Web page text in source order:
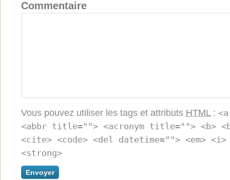
Commentaire
Vous pouvez utiliser les tags et attributs HTML :
<abbr title=""> <acronym title=""> <b>
<cite> <code> <del datetime=""> <em>
<strong>